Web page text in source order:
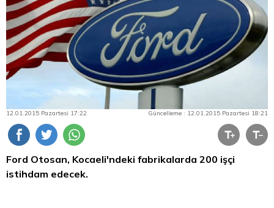
12.01.2015 Pazartesi 17:22 Güncelleme : 12.01.2015 Pazartesi 18:21
Ford Otosan, Kocaeli'ndeki fabrikalarda 200 işçi
istihdam edecek.